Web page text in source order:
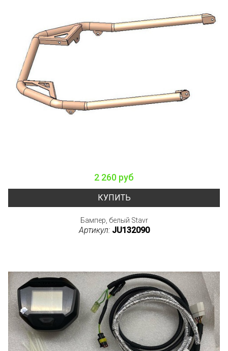
2 260 руб
КУПИТЬ
Бампер, белый Stavr
Артикул: JU132090